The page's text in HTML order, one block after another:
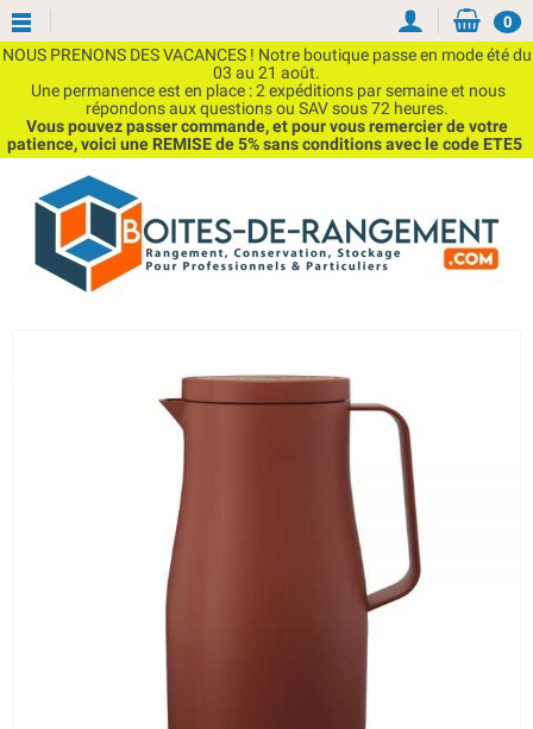
NOUS PRENONS DES VACANCES ! Notre boutique passe en mode été du
03 au 21 août.
Une permanence est en place : 2 expéditions par semaine et nous
répondons aux questions ou SAV sous 72 heures.
Vous pouvez passer commande, et pour vous remercier de votre
patience, voici une REMISE de 5% sans conditions avec le code ETE5
0